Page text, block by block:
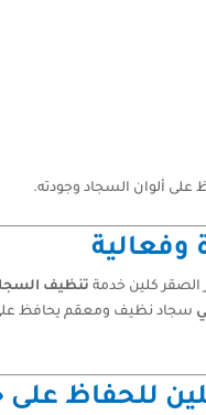
على ألوان السجاد وجودته.
وفعالية
الصقر كلين خدمة تنظيف
سجاد نظيف ومعقم يحافظ
للحفاظ على